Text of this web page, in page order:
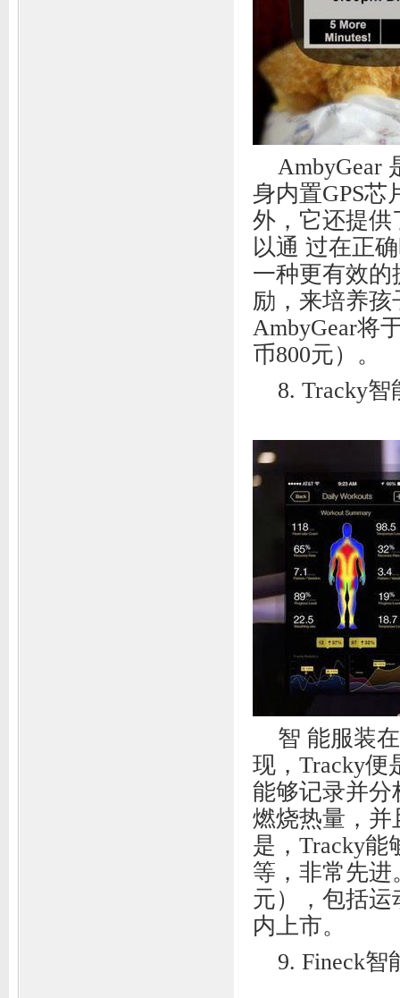
AmbyGear
身内置GPS
外，它还提供
以通 过在正
一种更有效
励，来培养
AmbyGear将
币800元）。
8. Tracky
智 能服装
现，Tracky便
能够记录并分
燃烧热量，并
是，Tracky能
等，非常先进
元），包括运
内上市。
9. Fineck智